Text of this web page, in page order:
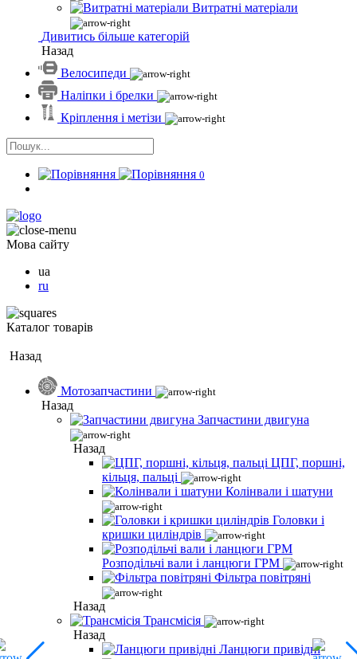
Витратні матеріали
Дивитись більше категорій
Назад
Велосипеди
Наліпки і брелки
Кріплення і метізи
0
Мова сайту
ua
ru
Каталог товарів
Назад
Мотозапчастини
Назад
Запчастини двигуна
Назад
ЦПГ, поршні,
кільця, пальці
Колінвали і шатуни
Головки і
кришки циліндрів
Розподільчі вали і ланцюги ГРМ
Фільтра повітряні
Назад
Трансмісія
Назад
Ланцюги привідні